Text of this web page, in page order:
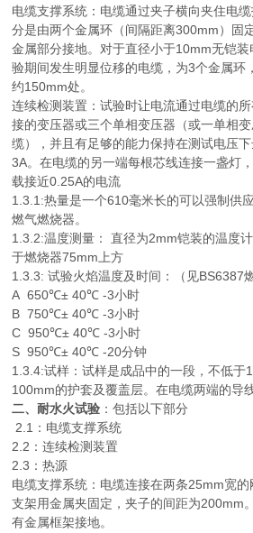
电缆支撑系统：电缆通过夹子横向夹住电
分是由两个金属环（间隔距离300mm）固
金属部分接地。对于直径小于10mm无铠
验期间发生明显位移的电缆，为3个金属环
约150mm处。
连续检测装置：试验时让电流通过电缆的
接的变压器或三个单相变压器（或一单相
缆），并且有足够的能力保持在测试电压
3A。在电缆的另一端每根芯线连接一盏灯
载接近0.25A的电流
1.3.1:热量是一个610毫米长的可以强制供
燃气燃烧器。
1.3.2:温度测量： 直径为2mm铠装的温度
于燃烧器75mm上方
1.3.3: 试验火焰温度及时间：（见BS6387
A 650℃± 40℃ -3小时
B 750℃± 40℃ -3小时
C 950℃± 40℃ -3小时
S 950℃± 40℃ -20分钟
1.3.4:试样：试样是成品中的一段，不低于
100mm的护套及覆盖层。在电缆两端的导
二、耐水火试验 ：包括以下部分
2.1：电缆支撑系统
2.2：连续检测装置
2.3：热源
电缆支撑系统：电缆连接在两条25mm宽的
支架用金属夹固定，夹子的间距为200mm
有金属框架接地。